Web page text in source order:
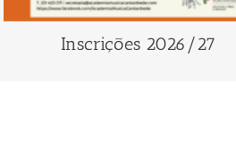
Inscrições 2026/27